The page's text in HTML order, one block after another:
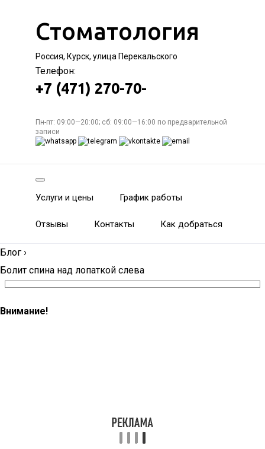
Стоматология
Россия, Курск, улица Перекальского
Телефон:
+7 (471) 270-70-
Пн-пт: 09:00—20:00; сб: 09:00—16:00 по предварительной
записи
Услуги и цены График работы
Отзывы Контакты Как добраться
Блог ›
Болит спина над лопаткой слева
Внимание!